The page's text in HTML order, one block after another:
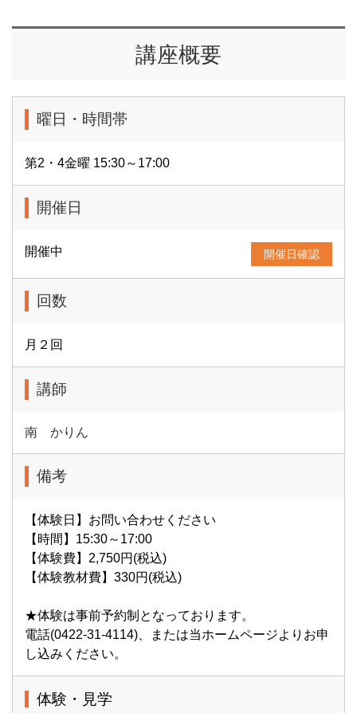
講座概要
曜日・時間帯
第2・4金曜 15:30～17:00
開催日
開催中 開催日確認
回数
月２回
講師
南 かりん
備考
【体験日】お問い合わせください
【時間】15:30～17:00
【体験費】2,750円(税込)
【体験教材費】330円(税込)
★体験は事前予約制となっております。
電話(0422-31-4114)、または当ホームページよりお申
し込みください。
体験・見学